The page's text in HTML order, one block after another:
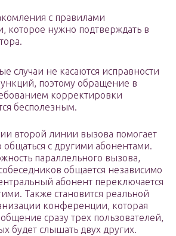
с правилами
которое нужно подтверждать в
случаи не касаются исправности
поэтому обращение в
корректировки
бесполезным.
второй линии вызова помогает
с другими абонентами.
параллельного вызова,
общается независимо
абонент переключается
Также становится реальной
конференции, которая
сразу трех пользователей,
будет слышать двух других.